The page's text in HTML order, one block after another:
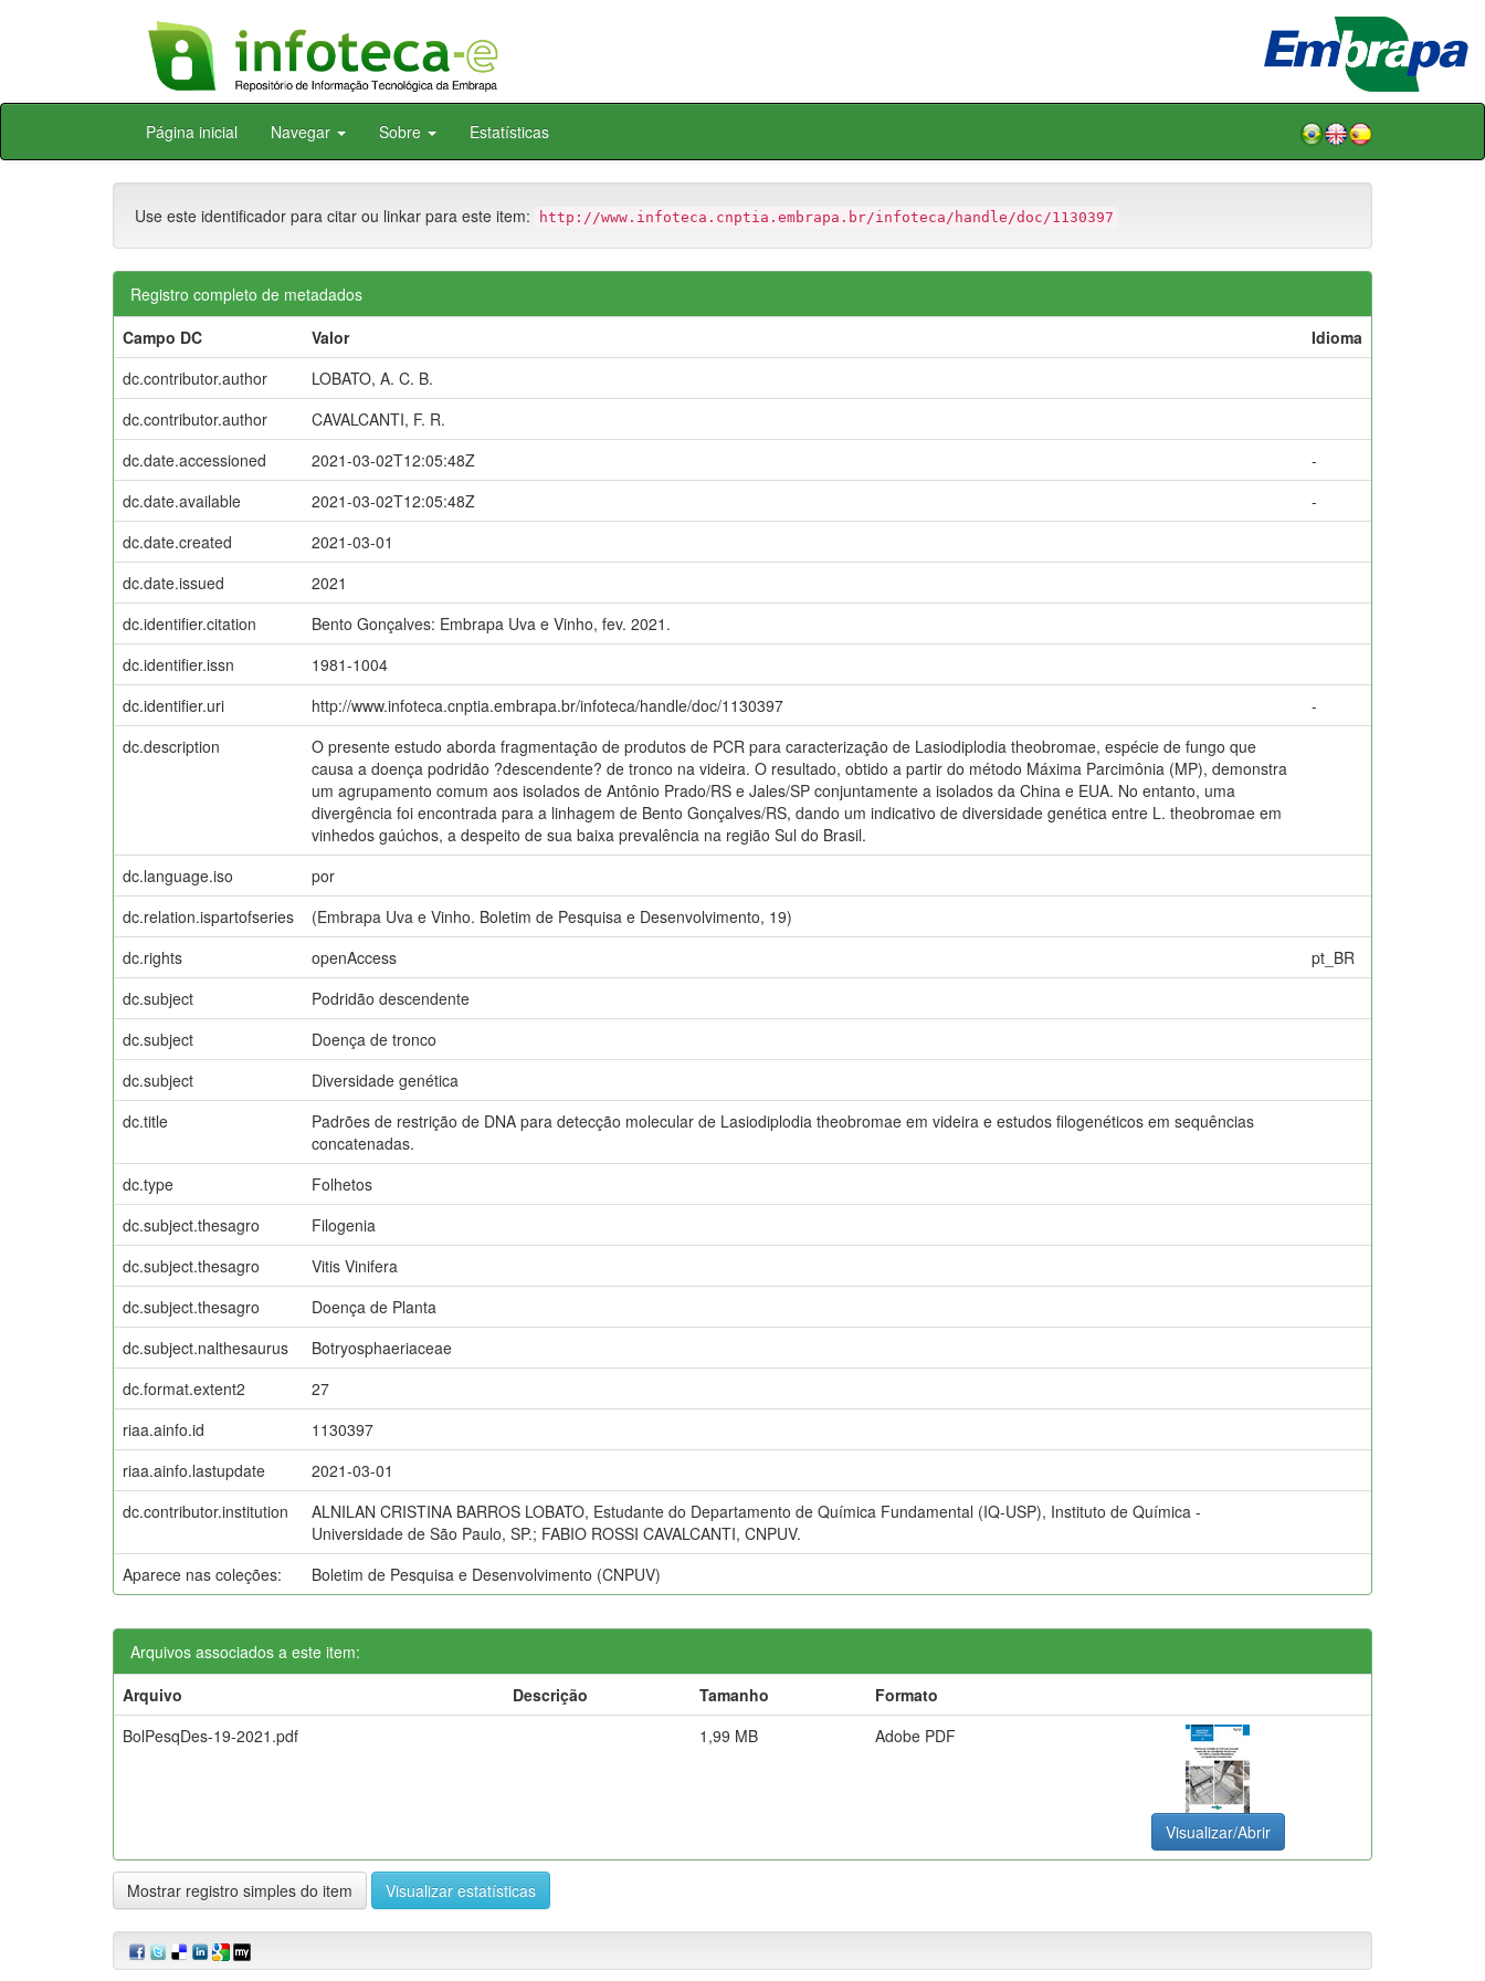
Skip
Página inicial Navegar Sobre Estatísticas
Use este identificador para citar ou linkar para este item: http://www.infoteca.cnptia.embrapa.br/infoteca/handle/doc/1130397
Registro completo de metadados
Campo DC
Valor
Idioma
dc.contributor.author
LOBATO, A. C. B.
dc.contributor.author
CAVALCANTI, F. R.
dc.date.accessioned
2021-03-02T12:05:48Z
-
dc.date.available
2021-03-02T12:05:48Z
-
dc.date.created
2021-03-01
dc.date.issued
2021
dc.identifier.citation
Bento Gonçalves: Embrapa Uva e Vinho, fev. 2021.
dc.identifier.issn
1981-1004
dc.identifier.uri
http://www.infoteca.cnptia.embrapa.br/infoteca/handle/doc/1130397
-
dc.description
O presente estudo aborda fragmentação de produtos de PCR para caracterização de Lasiodiplodia theobromae, espécie de fungo que
causa a doença podridão ?descendente? de tronco na videira. O resultado, obtido a partir do método Máxima Parcimônia (MP), demonstra
um agrupamento comum aos isolados de Antônio Prado/RS e Jales/SP conjuntamente a isolados da China e EUA. No entanto, uma
divergência foi encontrada para a linhagem de Bento Gonçalves/RS, dando um indicativo de diversidade genética entre L. theobromae em
vinhedos gaúchos, a despeito de sua baixa prevalência na região Sul do Brasil.
dc.language.iso
por
dc.relation.ispartofseries
(Embrapa Uva e Vinho. Boletim de Pesquisa e Desenvolvimento, 19)
dc.rights
openAccess
pt_BR
dc.subject
Podridão descendente
dc.subject
Doença de tronco
dc.subject
Diversidade genética
dc.title
Padrões de restrição de DNA para detecção molecular de Lasiodiplodia theobromae em videira e estudos filogenéticos em sequências
concatenadas.
dc.type
Folhetos
dc.subject.thesagro
Filogenia
dc.subject.thesagro
Vitis Vinifera
dc.subject.thesagro
Doença de Planta
dc.subject.nalthesaurus
Botryosphaeriaceae
dc.format.extent2
27
riaa.ainfo.id
1130397
riaa.ainfo.lastupdate
2021-03-01
dc.contributor.institution
ALNILAN CRISTINA BARROS LOBATO, Estudante do Departamento de Química Fundamental (IQ-USP), Instituto de Química -
Universidade de São Paulo, SP.; FABIO ROSSI CAVALCANTI, CNPUV.
Aparece nas coleções:
Boletim de Pesquisa e Desenvolvimento (CNPUV)
Arquivos associados a este item:
Arquivo
Descrição Tamanho
Formato
BolPesqDes-19-2021.pdf
1,99 MB Adobe PDF
Visualizar/Abrir
Mostrar registro simples do item Visualizar estatísticas